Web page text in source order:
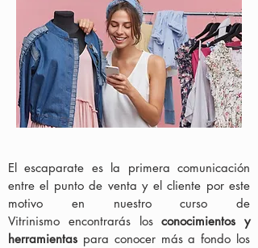
El escaparate es la primera comunicación
entre el punto de venta y el cliente por este
motivo en nuestro curso de
Vitrinismo encontrarás losconocimientos y
herramientas para conocer más a fondo los